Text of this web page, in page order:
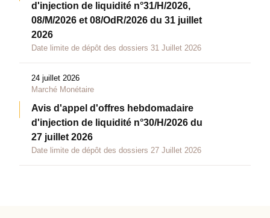
d'injection de liquidité n°31/H/2026,
08/M/2026 et 08/OdR/2026 du 31 juillet
2026
Date limite de dépôt des dossiers 31 Juillet 2026
24 juillet 2026
Marché Monétaire
Avis d'appel d'offres hebdomadaire
d'injection de liquidité n°30/H/2026 du
27 juillet 2026
Date limite de dépôt des dossiers 27 Juillet 2026